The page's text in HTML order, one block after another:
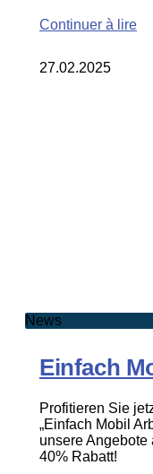
Continuer à lire
27.02.2025
News
Einfach
Profitieren Sie
„Einfach Mobil
unsere Angebote
40% Rabatt!